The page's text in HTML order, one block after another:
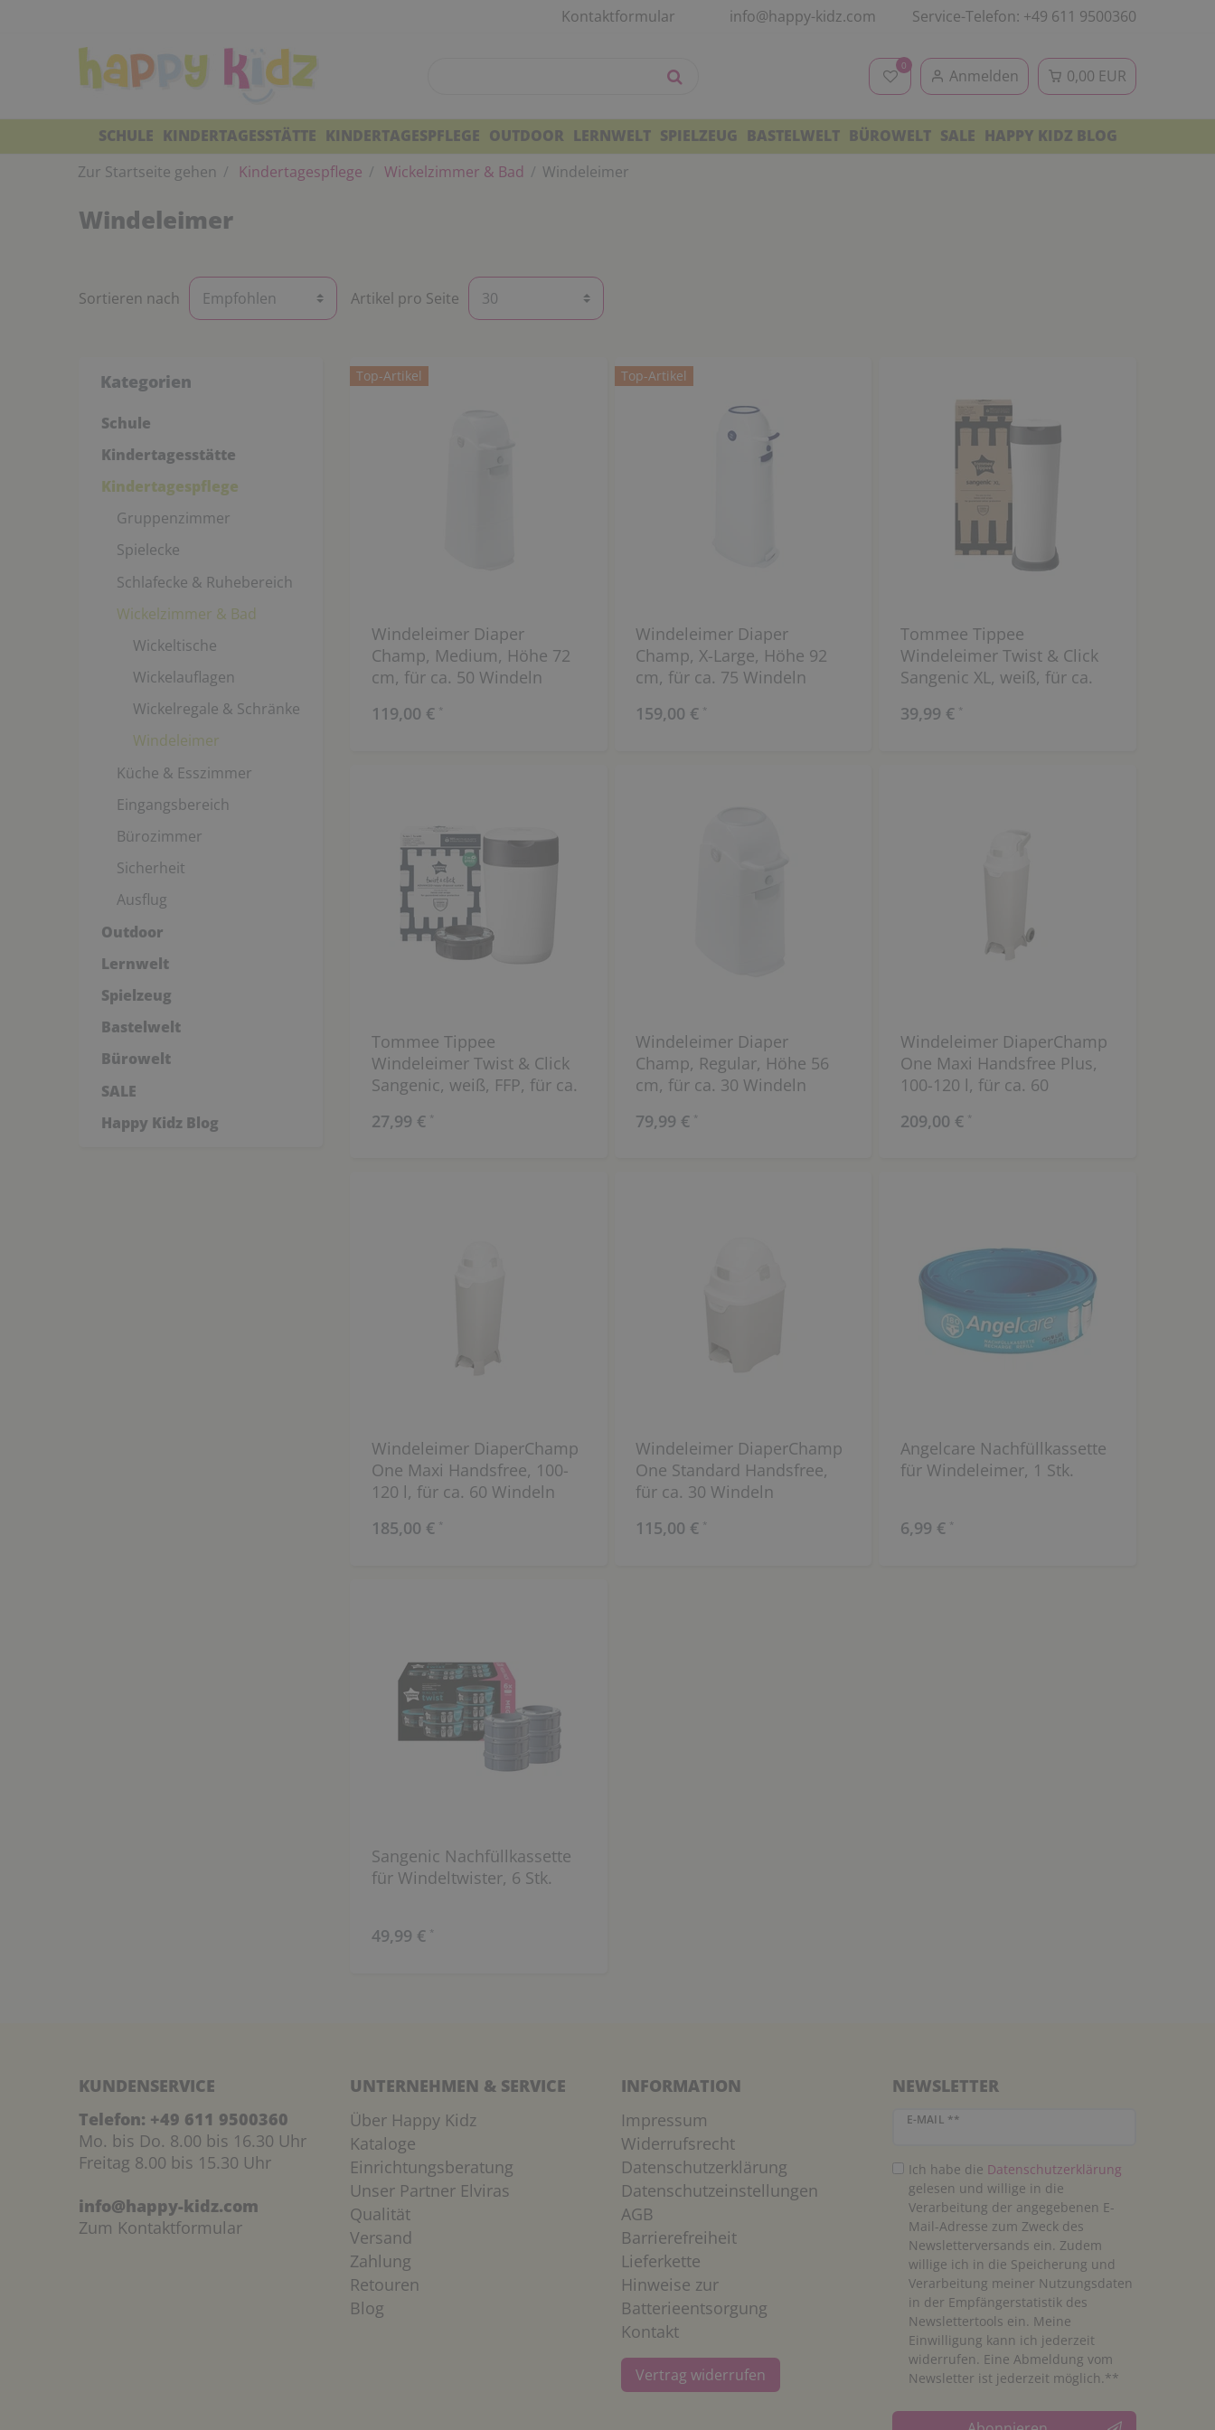
Kontaktformular info@happy-kidz.com Service-Telefon: +49 611 9500360
0
Anmelden 0,00 EUR
SCHULE KINDERTAGESSTÄTTE KINDERTAGESPFLEGE OUTDOOR LERNWELT SPIELZEUG BASTELWELT BÜROWELT SALE HAPPY KIDZ BLOG
Zur Startseite gehen
Kindertagespflege Wickelzimmer & Bad Windeleimer
Windeleimer
Sortieren nach Artikel pro Seite
Kategorien
Schule
Kindertagesstätte
Kindertagespflege
Gruppenzimmer
Spielecke
Schlafecke & Ruhebereich
Wickelzimmer & Bad
Wickeltische
Wickelauflagen
Wickelregale & Schränke
Windeleimer
Küche & Esszimmer
Eingangsbereich
Bürozimmer
Sicherheit
Ausflug
Outdoor
Lernwelt
Spielzeug
Bastelwelt
Bürowelt
SALE
Happy Kidz Blog
Top-Artikel
Windeleimer Diaper
Champ, Medium, Höhe 72
cm, für ca. 50 Windeln
119,00 € *
Top-Artikel
Windeleimer Diaper
Champ, X-Large, Höhe 92
cm, für ca. 75 Windeln
159,00 € *
Tommee Tippee
Windeleimer Twist & Click
Sangenic XL, weiß, für ca.
39,99 € *
Tommee Tippee
Windeleimer Twist & Click
Sangenic, weiß, FFP, für ca.
27,99 € *
Windeleimer Diaper
Champ, Regular, Höhe 56
cm, für ca. 30 Windeln
79,99 € *
Windeleimer DiaperChamp
One Maxi Handsfree Plus,
100-120 l, für ca. 60
209,00 € *
Windeleimer DiaperChamp
One Maxi Handsfree, 100-
120 l, für ca. 60 Windeln
185,00 € *
Windeleimer DiaperChamp
One Standard Handsfree,
für ca. 30 Windeln
115,00 € *
Angelcare Nachfüllkassette
für Windeleimer, 1 Stk.
6,99 € *
Sangenic Nachfüllkassette
für Windeltwister, 6 Stk.
49,99 € *
KUNDENSERVICE
Telefon: +49 611 9500360
Mo. bis Do. 8.00 bis 16.30 Uhr
Freitag 8.00 bis 15.30 Uhr
info@happy-kidz.com
Zum Kontaktformular
UNTERNEHMEN & SERVICE
Über Happy Kidz
Kataloge
Einrichtungsberatung
Unser Partner Elviras
Qualität
Versand
Zahlung
Retouren
Blog
INFORMATION
Impressum
Widerrufsrecht
Datenschutzerklärung
Datenschutzeinstellungen
AGB
Barrierefreiheit
Lieferkette
Hinweise zur
Batterieentsorgung
Kontakt
Vertrag widerrufen
NEWSLETTER
E-MAIL **
Newsletter Honig
Ich habe die Daten­schutz­erklärung
gelesen und willige in die
Verarbeitung der angegebenen E-
Mail-Adresse zum Zweck des
Newsletterversands ein. Zudem
willige ich in die Speicherung und
Verarbeitung meiner Nutzungsdaten
in der Empfängerstatistik des
Newslettertools ein. Meine
Einwilligung kann ich jederzeit
widerrufen. Eine Abmeldung vom
Newsletter ist jederzeit möglich.**